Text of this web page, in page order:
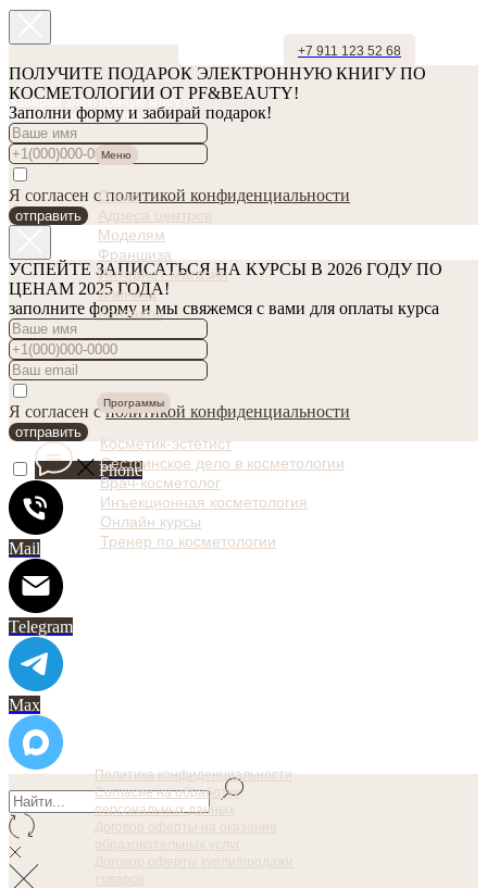
+7 911 123 52 68
Забирай электронную книгу по
косметологии в подарок!
ПОЛУЧИТЕ ПОДАРОК ЭЛЕКТРОННУЮ КНИГУ ПО
КОСМЕТОЛОГИИ ОТ PF&BEAUTY!
Заполни форму и забирай подарок!
Я согласен сполитикой конфиденциальности
отправить
УСПЕЙТЕ ЗАПИСАТЬСЯ НА КУРСЫ В 2026 ГОДУ ПО
ЦЕНАМ 2025 ГОДА!
заполните форму и мы свяжемся с вами для оплаты курса
Я согласен сполитикой конфиденциальности
отправить
Phone
Mail
Telegram
Max
Политика конфиденциальности
Согласие на обработку
персональных данных
Договор оферты на оказание
образовательных услуг
Договор оферты купли/продажи
товаров
Меню
О нас
Адреса центров
Моделям
Франшиза
Интернет-магазин
Клиника
Контакты
Программы
Косметик-эстетист
Сестринское дело в косметологии
Врач-косметолог
Инъекционная косметология
Онлайн курсы
Тренер по косметологии